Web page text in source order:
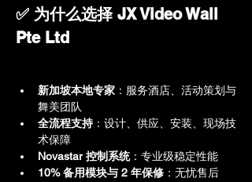
✅ 为什么选择 JX Video Wall
Pte Ltd
新加坡本地专家 ：服务酒店、活动策划与
舞美团队
全流程支持：设计、供应、安装、现场技
术保障
Novastar 控制系统：专业级稳定性能
10% 备用模块与 2 年保修 ：无忧售后